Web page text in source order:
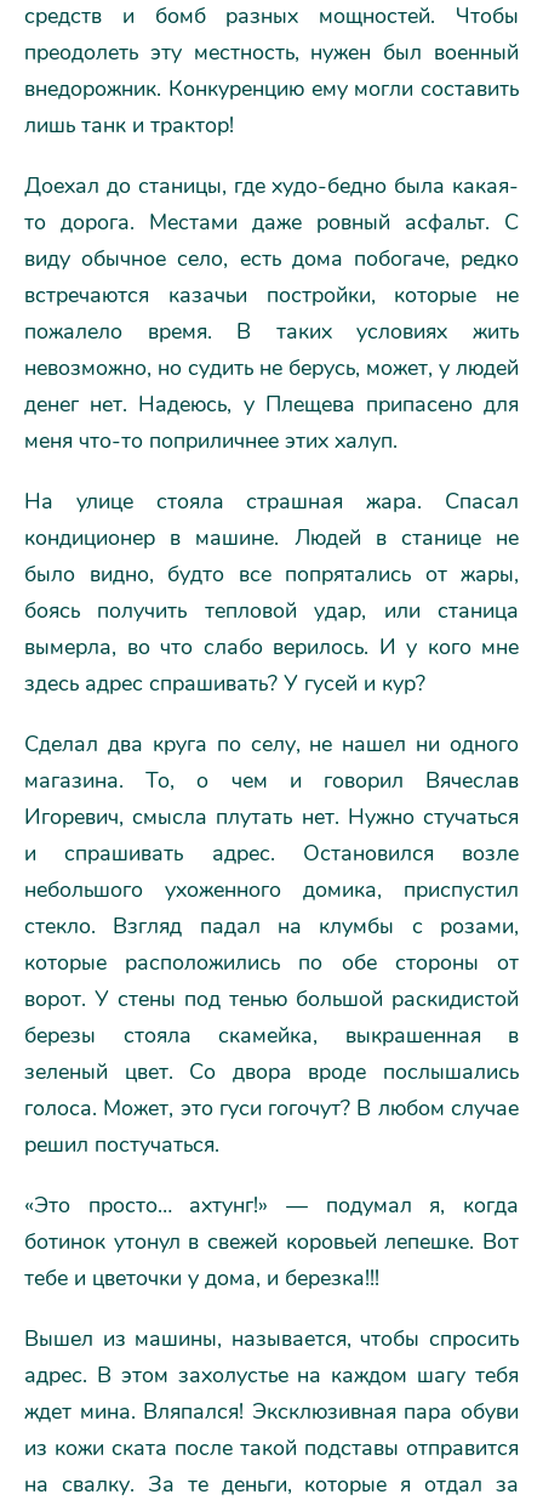
средств и бомб разных мощностей. Чтобы
преодолеть эту местность, нужен был военный
внедорожник. Конкуренцию ему могли составить
лишь танк и трактор!
Доехал до станицы, где худо-бедно была какая-
то дорога. Местами даже ровный асфальт. С
виду обычное село, есть дома побогаче, редко
встречаются казачьи постройки, которые не
пожалело время. В таких условиях жить
невозможно, но судить не берусь, может, у людей
денег нет. Надеюсь, у Плещева припасено для
меня что-то поприличнее этих халуп.
На улице стояла страшная жара. Спасал
кондиционер в машине. Людей в станице не
было видно, будто все попрятались от жары,
боясь получить тепловой удар, или станица
вымерла, во что слабо верилось. И у кого мне
здесь адрес спрашивать? У гусей и кур?
Сделал два круга по селу, не нашел ни одного
магазина. То, о чем и говорил Вячеслав
Игоревич, смысла плутать нет. Нужно стучаться
и спрашивать адрес. Остановился возле
небольшого ухоженного домика, приспустил
стекло. Взгляд падал на клумбы с розами,
которые расположились по обе стороны от
ворот. У стены под тенью большой раскидистой
березы стояла скамейка, выкрашенная в
зеленый цвет. Со двора вроде послышались
голоса. Может, это гуси гогочут? В любом случае
решил постучаться.
«Это просто… ахтунг!» — подумал я, когда
ботинок утонул в свежей коровьей лепешке. Вот
тебе и цветочки у дома, и березка!!!
Вышел из машины, называется, чтобы спросить
адрес. В этом захолустье на каждом шагу тебя
ждет мина. Вляпался! Эксклюзивная пара обуви
из кожи ската после такой подставы отправится
на свалку. За те деньги, которые я отдал за